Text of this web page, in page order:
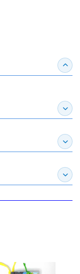
收合
展開
展開
展開